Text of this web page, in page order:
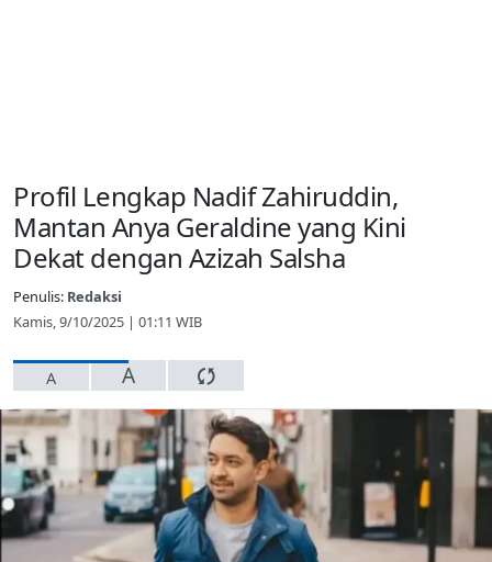
Profil Lengkap Nadif Zahiruddin,
Mantan Anya Geraldine yang Kini
Dekat dengan Azizah Salsha
Penulis: Redaksi
Kamis, 9/10/2025 | 01:11 WIB
A A